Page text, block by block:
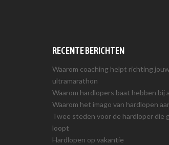
RECENTE BERICHTEN
Waarom coaching helpt richting
ultramarathon
Waarom hardlopers baat hebben bij
Waarom het imago van hardlopen
Twee steden voor de hardloper die
loopt
Hardlopen op vakantie